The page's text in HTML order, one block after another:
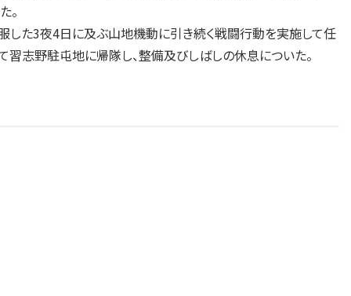
。
た3夜4日に及ぶ山地機動に引き続く戦闘行動を実施して任
志野駐屯地に帰隊し、整備及びしばしの休息についた。